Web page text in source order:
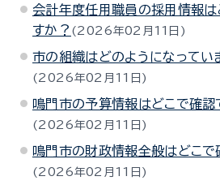
会計年度任用職員の採用情報は
すか？
2026年02月11日
市の組織はどのようになってい
2026年02月11日
鳴門市の予算情報はどこで確認
2026年02月11日
鳴門市の財政情報全般はどこで
2026年02月11日